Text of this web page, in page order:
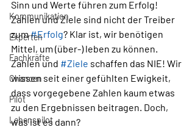
Kommunikation
Experten
Fachkräfte
Chancen
Pilot
Lebenspilot
Sinn und Werte führen zum Erfolg!
Zahlen und Ziele sind nicht der Treiber
zum #Erfolg? Klar ist, wir benötigen
Mittel, um (über-) leben zu können.
Zahlen und #Ziele schaffen das NIE! Wir
wissen seit einer gefühlten Ewigkeit,
dass vorgegebene Zahlen kaum etwas
zu den Ergebnissen beitragen. Doch,
was ist es dann?